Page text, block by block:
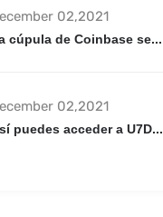
02,2021
cúpula de Coinbase se...
02,2021
puedes acceder a U7D...